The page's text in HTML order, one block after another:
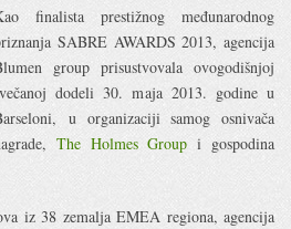
finalista prestižnog međunarodnog
SABRE AWARDS 2013, agencija
group prisustvovala ovogodišnjoj
dodeli 30. maja 2013. godine u
u organizaciji samog osnivača
The Holmes Groupi gospodina
iz 38 zemalja EMEA regiona, agencija